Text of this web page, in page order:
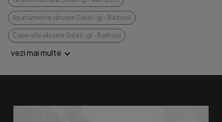
Apartamente vânzare Galati-gl - Barbosi
Case-vile vânzare Galati-gl - Barbosi
vezi mai multe